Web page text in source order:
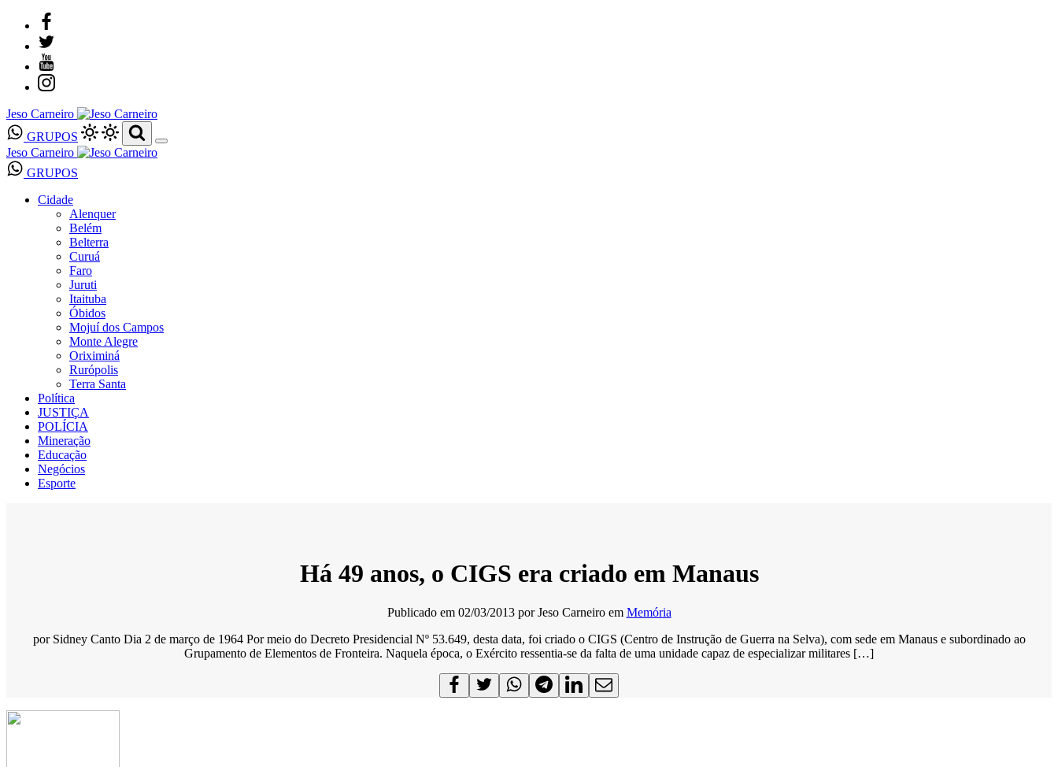
Jeso Carneiro
GRUPOS
Jeso Carneiro
GRUPOS
Cidade
Alenquer
Belém
Belterra
Curuá
Faro
Juruti
Itaituba
Óbidos
Mojuí dos Campos
Monte Alegre
Oriximiná
Rurópolis
Terra Santa
Política
JUSTIÇA
POLÍCIA
Mineração
Educação
Negócios
Esporte
Há 49 anos, o CIGS era criado em Manaus
Publicado em 02/03/2013 porJeso Carneiro em Memória
por Sidney Canto Dia 2 de março de 1964 Por meio do Decreto Presidencial Nº 53.649, desta data, foi criado o CIGS (Centro de Instrução de Guerra na Selva), com sede em Manaus e subordinado ao
Grupamento de Elementos de Fronteira. Naquela época, o Exército ressentia-se da falta de uma unidade capaz de especializar militares […]